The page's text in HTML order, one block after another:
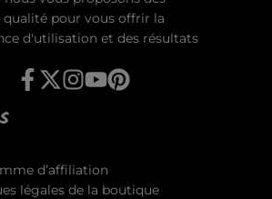
pour vous offrir la
d'utilisation et des résultats
d’affiliation
légales de la boutique